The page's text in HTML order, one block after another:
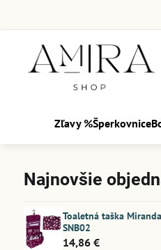
Zľavy %Šperkovnice
Najnovšie
Toaletná taška
SNB02
14,86 €